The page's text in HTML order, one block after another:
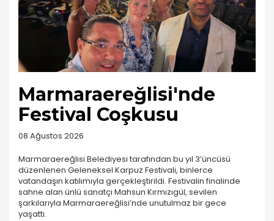
Marmaraereğlisi'nde
Festival Coşkusu
08 Ağustos 2026
Marmaraereğlisi Belediyesi tarafından bu yıl 3’üncüsü
düzenlenen Geleneksel Karpuz Festivali, binlerce
vatandaşın katılımıyla gerçekleştirildi. Festivalin finalinde
sahne alan ünlü sanatçı Mahsun Kırmızıgül, sevilen
şarkılarıyla Marmaraereğlisi’nde unutulmaz bir gece
yaşattı.